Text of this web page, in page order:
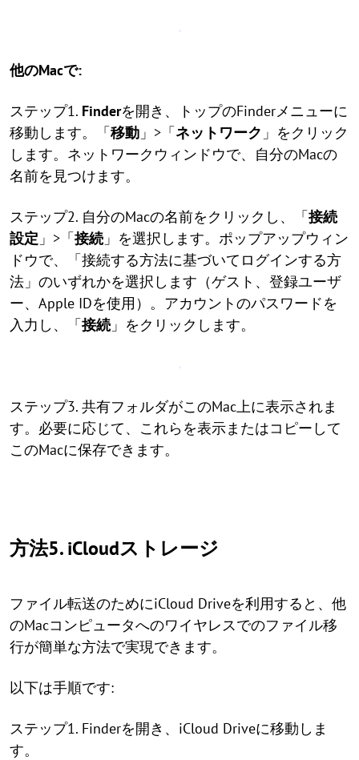
他のMacで:
ステップ1. Finderを開き、トップのFinderメニューに
移動します。「移動 」>「ネットワーク 」をクリック
します。ネットワークウィンドウで、自分のMacの
名前を見つけます。
ステップ2. 自分のMacの名前をクリックし、「接続
設定 」>「接続 」を選択します。ポップアップウィン
ドウで、「接続する方法に基づいてログインする方
法」のいずれかを選択します（ゲスト、登録ユーザ
ー、Apple IDを使用）。アカウントのパスワードを
入力し、「接続 」をクリックします。
ステップ3. 共有フォルダがこのMac上に表示されま
す。必要に応じて、これらを表示またはコピーして
このMacに保存できます。
方法5. iCloudストレージ
ファイル転送のためにiCloud Driveを利用すると、他
のMacコンピュータへのワイヤレスでのファイル移
行が簡単な方法で実現できます。
以下は手順です:
ステップ1. Finderを開き、iCloud Driveに移動しま
す。